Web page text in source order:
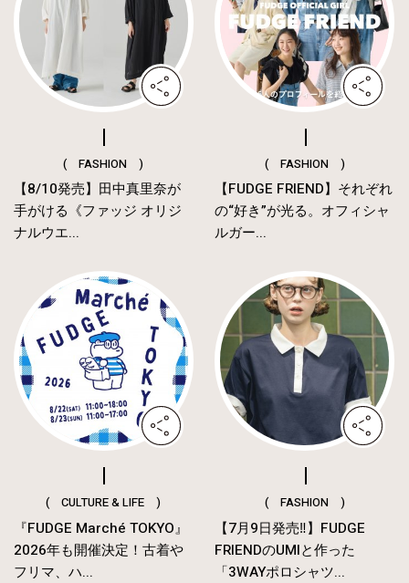
( FASHION )
【8/10発売】田中真里奈が
手がける《ファッジ オリジ
ナルウエ...
( FASHION )
【FUDGE FRIEND】それぞれ
の“好き”が光る。オフィシャ
ルガー...
( CULTURE & LIFE )
『FUDGE Marché TOKYO』
2026年も開催決定！古着や
フリマ、ハ...
( FASHION )
【7月9日発売‼︎】FUDGE
FRIENDのUMIと作った
「3WAYポロシャツ...